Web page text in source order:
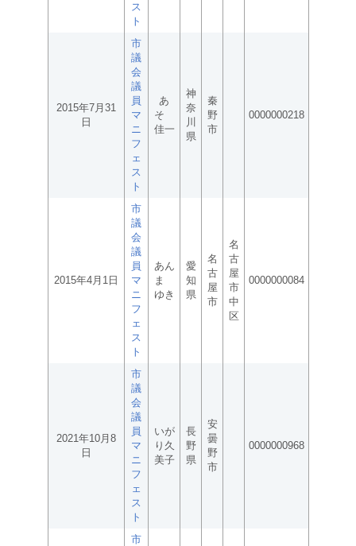
ス
ト
2015年7月31
日
市
議
会
議
員
マ
ニ
フ
ェ
ス
ト
あ
そ
佳一
神
奈
川
県
秦
野
市
0000000218
2015年4月1日
市
議
会
議
員
マ
ニ
フ
ェ
ス
ト
あん
ま
ゆき
愛
知
県
名
古
屋
市
名
古
屋
市
中
区
0000000084
2021年10月8
日
市
議
会
議
員
マ
ニ
フ
ェ
ス
ト
いが
り久
美子
長
野
県
安
曇
野
市
0000000968
市